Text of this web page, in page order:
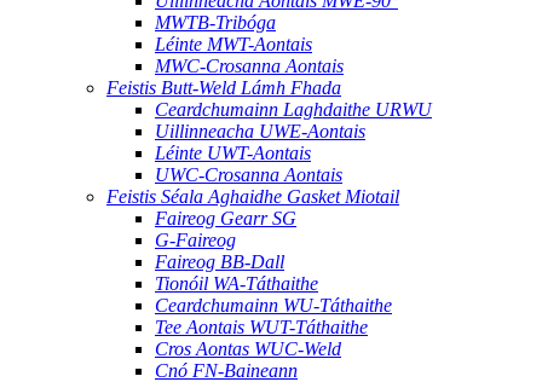
MWTB-Tribóga
Léinte MWT-Aontais
MWC-Crosanna Aontais
Feistis Butt-Weld Lámh Fhada
Ceardchumainn Laghdaithe URWU
Uillinneacha UWE-Aontais
Léinte UWT-Aontais
UWC-Crosanna Aontais
Feistis Séala Aghaidhe Gasket Miotail
Faireog Gearr SG
G-Faireog
Faireog BB-Dall
Tionóil WA-Táthaithe
Ceardchumainn WU-Táthaithe
Tee Aontais WUT-Táthaithe
Cros Aontas WUC-Weld
Cnó FN-Baineann